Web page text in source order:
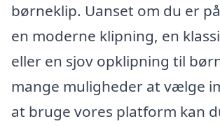
børneklip. Uanset om du er
en moderne klipning, en
eller en sjov opklipning til
mange muligheder at vælge
at bruge vores platform kan